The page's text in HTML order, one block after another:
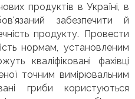
продуктів в Україні, в
забезпечити й
продукту. Провести
нормам, установленим
кваліфіковані фахівці
точним вимірювальним
гриби користуються